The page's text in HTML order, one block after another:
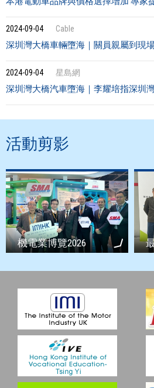
2024-09-04 Cable
2024-09-04 星島網
活動剪影
機電業博覽2026